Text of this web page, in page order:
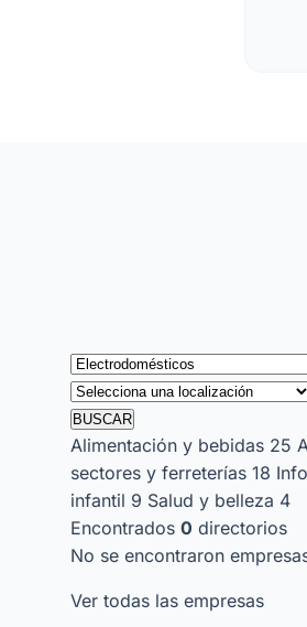
BUSCAR
Alimentación y bebidas 25
sectores y ferreterías 18
infantil 9 Salud y belleza 4
Encontrados 0 directorios
No se encontraron
Ver todas las empresas